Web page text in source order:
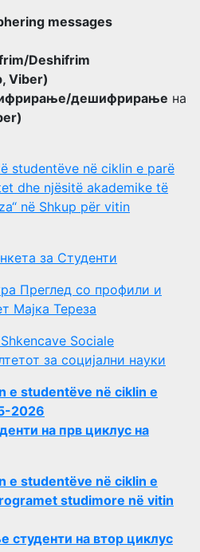
messages
Deshifrim
Viber)
дешифрирање на
studentëve në ciklin e parë
dhe njësitë akademike të
në Shkup për vitin
за Студенти
Преглед со профили и
Мајка Тереза
Sociale
за социјални науки
e studentëve në ciklin e
2026
на прв циклус на
e studentëve në ciklin e
studimore në vitin
студенти на втор циклус